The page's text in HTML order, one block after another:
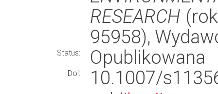
RESEARCH
95958),
Status: Opublikowana
Doi: 10.1007/